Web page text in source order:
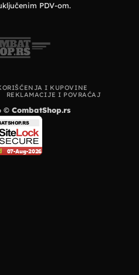
PDV-om.
I KUPOVINE
REKLAMACIJE I POVRAĆAJ
© CombatShop.rs